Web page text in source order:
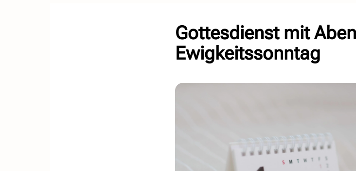
Gottesdienst mit
Ewigkeitssonntag